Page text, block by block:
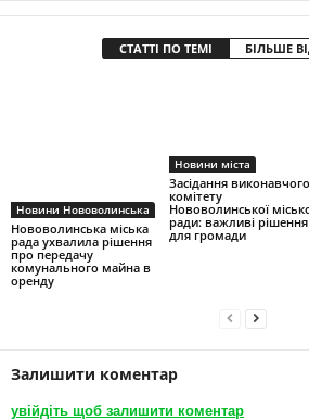
СТАТТІ ПО ТЕМІ БІЛЬШЕ
Новини Нововолинська
Нововолинська міська
рада ухвалила рішення
про передачу
комунального майна в
оренду
Новини міста
Засідання виконавчого
комітету
Нововолинської
ради: важливі рішення
для громади
Залишити коментар
увійдіть щоб залишити коментар